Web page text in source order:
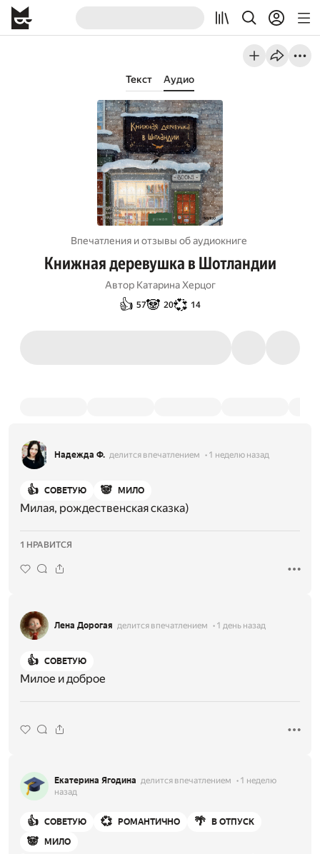
Текст Аудио
Впечатления и отзывы об aудиокниге
Книжная деревушка в Шотландии
Автор Катарина Херцог
👍 57🐼 20💞 14
Надежда Ф. делится впечатлением 1 неделю назад
👍 СОВЕТУЮ 🐼 МИЛО
Милая, рождественская сказка)
1 НРАВИТСЯ
Лена Дорогая делится впечатлением 1 день назад
👍 СОВЕТУЮ
Милое и доброе
Екатерина Ягодина делится впечатлением
1 неделю
назад
👍 СОВЕТУЮ 💞 РОМАНТИЧНО 🌴 В ОТПУСК
🐼 МИЛО